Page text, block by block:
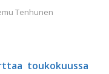
Tenhunen
toukokuussa